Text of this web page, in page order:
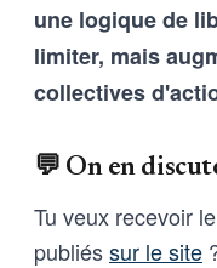
une logique de
limiter, mais
collectives
💬 On en
Tu veux recevoir
publiéssur le site